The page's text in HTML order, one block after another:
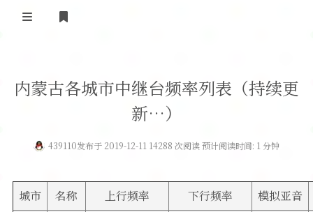
黄河事务
黄河使命
活动竞赛
BA4II
器材专区
内蒙古各城市中继台频率列表（持续更
新…）
439110发布于 2019-12-11 14288 次阅读 预计阅读时间: 1 分钟
城市 名称 上行频率 下行频率 模拟亚音